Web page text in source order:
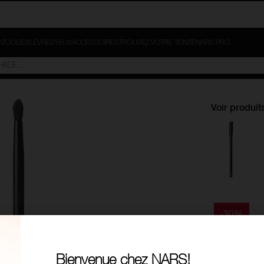
LÈVRES YEUX ACCESSOIRES TROUVEZ VOTRE TEINTE NARS PRO
Voir
-30%
#23
Bienvenue chez NARS!